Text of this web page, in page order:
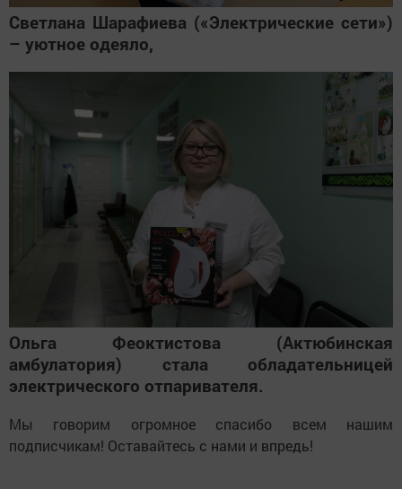
Светлана Шарафиева («Электрические сети»)
– уютное одеяло,
Ольга Феоктистова (Актюбинская
амбулатория) стала обладательницей
электрического отпаривателя.
Мы говорим огромное спасибо всем нашим
подписчикам! Оставайтесь с нами и впредь!